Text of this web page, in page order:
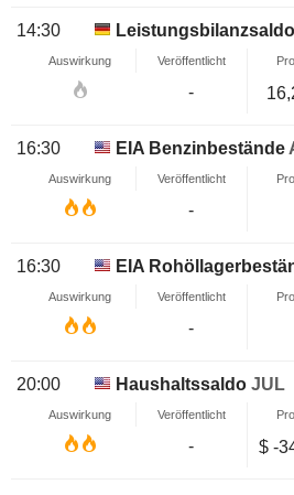
14:30 Leistungsbilanzsaldo
Auswirkung Veröffentlicht
-
16:30 EIA Benzinbestände
Auswirkung Veröffentlicht
-
16:30 EIA
Auswirkung Veröffentlicht
-
20:00 Haushaltssaldo JUL
Auswirkung Veröffentlicht
- $ -